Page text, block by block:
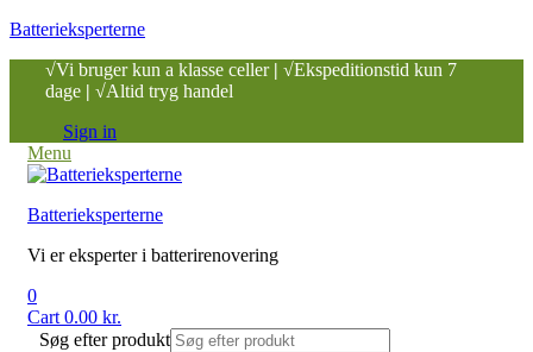
Batterieksperterne
√Vi bruger kun a klasse celler | √Ekspeditionstid kun 7
dage | √Altid tryg handel
Sign in
Menu
Batterieksperterne
Vi er eksperter i batterirenovering
0
Cart 0.00 kr.
Søg efter produkt